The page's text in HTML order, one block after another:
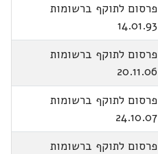
פרסום לתוקף ברשומות
14.01.93
פרסום לתוקף ברשומות
20.11.06
פרסום לתוקף ברשומות
24.10.07
פרסום לתוקף ברשומות